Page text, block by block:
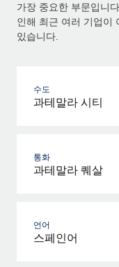
가장 중요한 부문입니
인해 최근 여러 기업이
있습니다.
수도
과테말라 시티
통화
과테말라 퀘살
언어
스페인어